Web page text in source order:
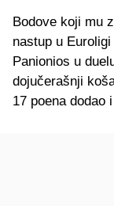
Bodove koji mu
nastup u
Panionios u
dojučerašnji
17 poena dodao